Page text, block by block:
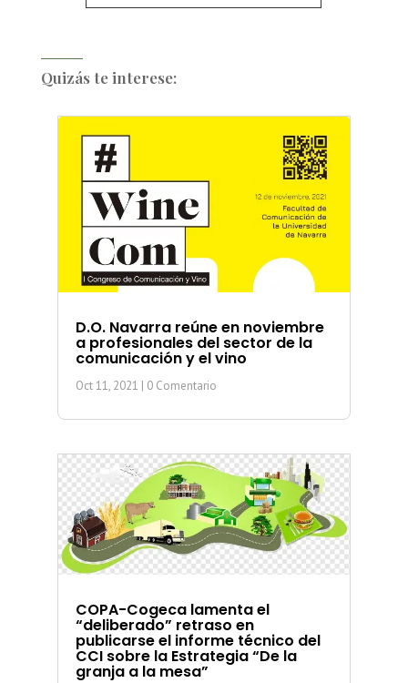
Quizás te interese:
D.O. Navarra reúne en noviembre
a profesionales del sector de la
comunicación y el vino
Oct 11, 2021 | 0 Comentario
COPA-Cogeca lamenta el
“deliberado” retraso en
publicarse el informe técnico del
CCI sobre la Estrategia “De la
granja a la mesa”